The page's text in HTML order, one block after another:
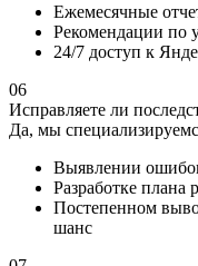
Ежемесячные
Рекомендации по
24/7 доступ к
06
Исправляете ли
Да, мы
Выявлении
Разработке плана
Постепенном
шанс